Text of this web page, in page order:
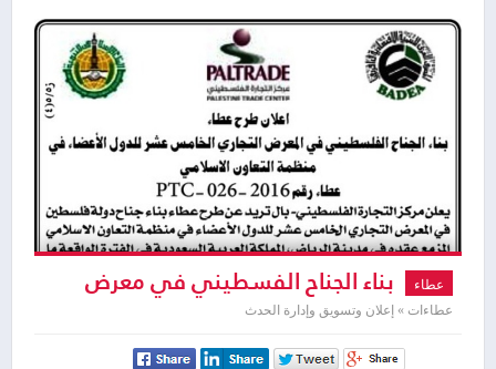
عطاء بناء الجناح الفسطيني في معرض
الرياض
عطاءات » إعلان وتسويق وإدارة الحدث